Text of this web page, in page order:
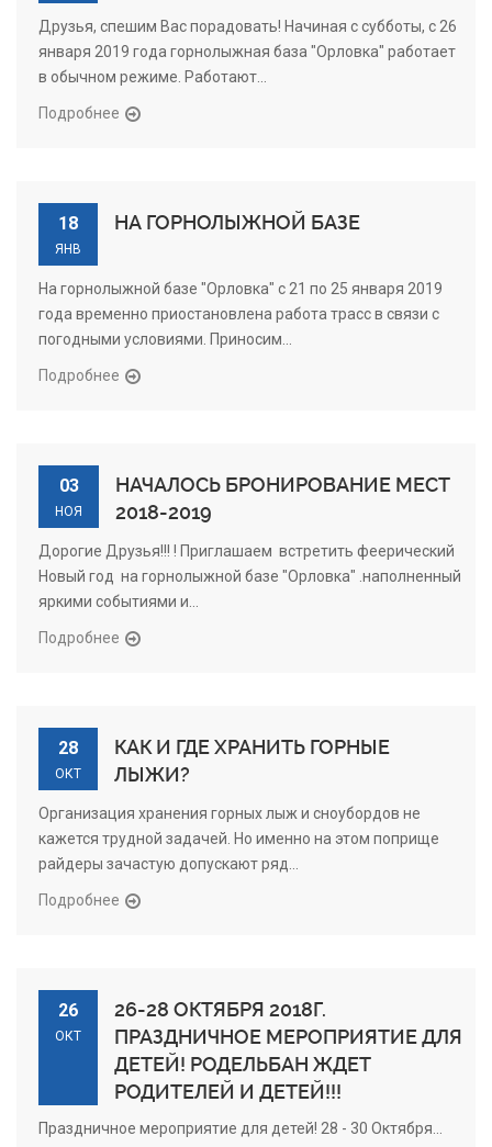
Друзья, спешим Вас порадовать! Начиная с субботы, с 26
января 2019 года горнолыжная база "Орловка" работает
в обычном режиме. Работают...
Подробнее
18
ЯНВ
НА ГОРНОЛЫЖНОЙ БАЗЕ
На горнолыжной базе "Орловка" с 21 по 25 января 2019
года временно приостановлена работа трасс в связи с
погодными условиями. Приносим...
Подробнее
03
НОЯ
НАЧАЛОСЬ БРОНИРОВАНИЕ МЕСТ
2018-2019
Дорогие Друзья!!! ! Приглашаем встретить феерический
Новый год на горнолыжной базе "Орловка" .наполненный
яркими событиями и...
Подробнее
28
ОКТ
КАК И ГДЕ ХРАНИТЬ ГОРНЫЕ
ЛЫЖИ?
Организация хранения горных лыж и сноубордов не
кажется трудной задачей. Но именно на этом поприще
райдеры зачастую допускают ряд...
Подробнее
26
ОКТ
26-28 ОКТЯБРЯ 2018Г.
ПРАЗДНИЧНОЕ МЕРОПРИЯТИЕ ДЛЯ
ДЕТЕЙ! РОДЕЛЬБАН ЖДЕТ
РОДИТЕЛЕЙ И ДЕТЕЙ!!!
Праздничное мероприятие для детей! 28 - 30 Октября...